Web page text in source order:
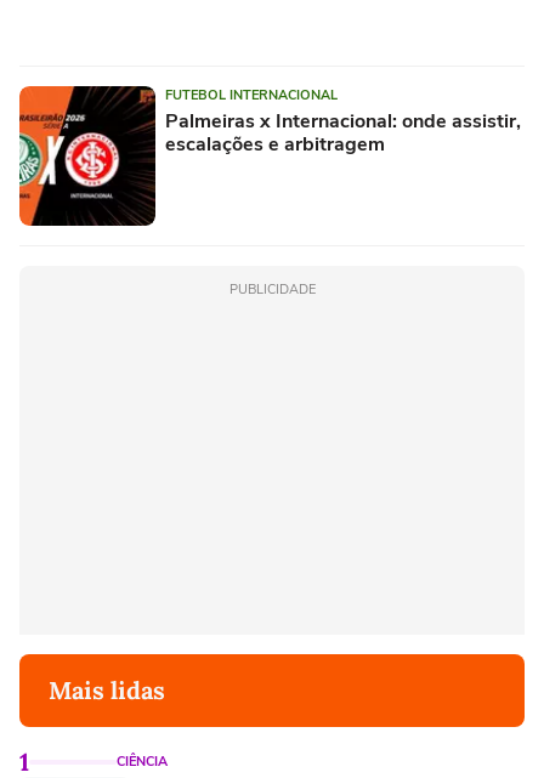
FUTEBOL INTERNACIONAL
Palmeiras x Internacional: onde assistir,
escalações e arbitragem
PUBLICIDADE
Mais lidas
1 CIÊNCIA